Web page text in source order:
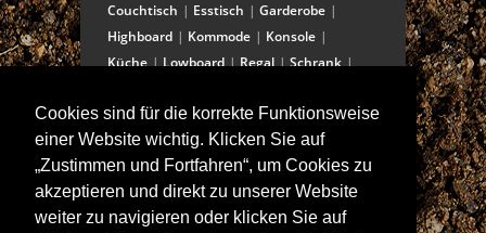
Cookies sind für die korrekte Funktionsweise
einer Website wichtig. Klicken Sie auf
„Zustimmen und Fortfahren“, um Cookies zu
akzeptieren und direkt zu unserer Website
weiter zu navigieren oder klicken Sie auf
Couchtisch
Esstisch
Garderobe
Highboard
Kommode
Konsole
Küche
Lowboard Regal
Schrank
Stuhl/Bank
Truhe
Vitrine
Wohnwand
ANSCHRIFT